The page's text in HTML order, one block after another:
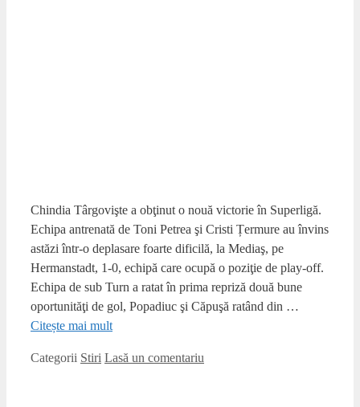
Chindia Târgovişte a obţinut o nouă victorie în Superligă.
Echipa antrenată de Toni Petrea şi Cristi Țermure au învins
astăzi într-o deplasare foarte dificilă, la Mediaş, pe
Hermanstadt, 1-0, echipă care ocupă o poziţie de play-off.
Echipa de sub Turn a ratat în prima repriză două bune
oportunităţi de gol, Popadiuc şi Căpuşă ratând din …
Citește mai mult
Categorii Stiri Lasă un comentariu